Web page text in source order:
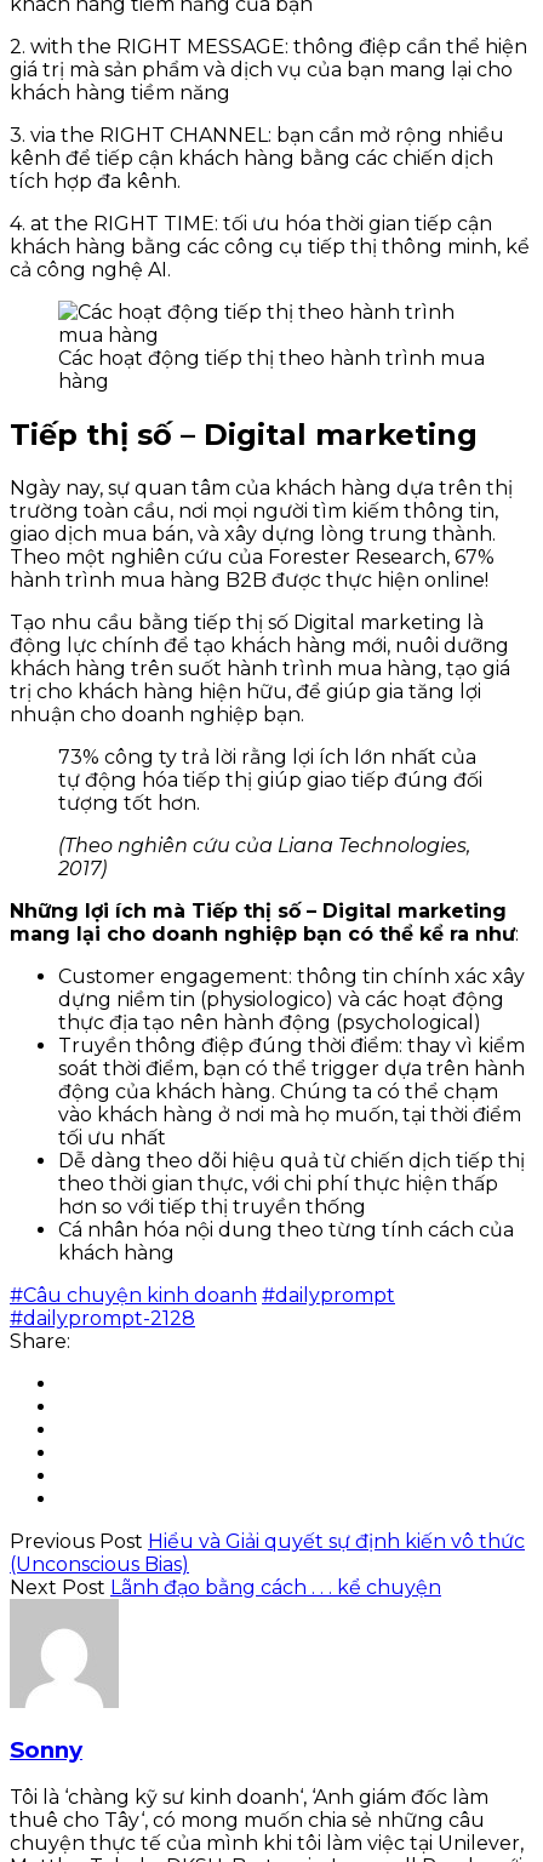
2. with the RIGHT MESSAGE: thông điệp cần thể hiện
giá trị mà sản phẩm và dịch vụ của bạn mang lại cho
khách hàng tiềm năng
3. via the RIGHT CHANNEL: bạn cần mở rộng nhiều
kênh để tiếp cận khách hàng bằng các chiến dịch
tích hợp đa kênh.
4. at the RIGHT TIME: tối ưu hóa thời gian tiếp cận
khách hàng bằng các công cụ tiếp thị thông minh, kể
cả công nghệ AI.
Các hoạt động tiếp thị theo hành trình mua
hàng
Tiếp thị số – Digital marketing
Ngày nay, sự quan tâm của khách hàng dựa trên thị
trường toàn cầu, nơi mọi người tìm kiếm thông tin,
giao dịch mua bán, và xây dựng lòng trung thành.
Theo một nghiên cứu của Forester Research, 67%
hành trình mua hàng B2B được thực hiện online!
Tạo nhu cầu bằng tiếp thị số Digital marketing là
động lực chính để tạo khách hàng mới, nuôi dưỡng
khách hàng trên suốt hành trình mua hàng, tạo giá
trị cho khách hàng hiện hữu, để giúp gia tăng lợi
nhuận cho doanh nghiệp bạn.
73% công ty trả lời rằng lợi ích lớn nhất của
tự động hóa tiếp thị giúp giao tiếp đúng đối
tượng tốt hơn.
(Theo nghiên cứu của Liana Technologies,
2017)
Những lợi ích mà Tiếp thị số – Digital marketing
mang lại cho doanh nghiệp bạn có thể kể ra như:
Customer engagement: thông tin chính xác xây
dựng niềm tin (physiologico) và các hoạt động
thực địa tạo nên hành động (psychological)
Truyền thông điệp đúng thời điểm: thay vì kiểm
soát thời điểm, bạn có thể trigger dựa trên hành
động của khách hàng. Chúng ta có thể chạm
vào khách hàng ở nơi mà họ muốn, tại thời điểm
tối ưu nhất
Dễ dàng theo dõi hiệu quả từ chiến dịch tiếp thị
theo thời gian thực, với chi phí thực hiện thấp
hơn so với tiếp thị truyền thống
Cá nhân hóa nội dung theo từng tính cách của
khách hàng
#Câu chuyện kinh doanh #dailyprompt
#dailyprompt-2128
Share:
Previous Post Hiểu và Giải quyết sự định kiến vô thức
(Unconscious Bias)
Next Post Lãnh đạo bằng cách . . . kể chuyện
Sonny
Tôi là ‘chàng kỹ sư kinh doanh‘, ‘Anh giám đốc làm
thuê cho Tây‘, có mong muốn chia sẻ những câu
chuyện thực tế của mình khi tôi làm việc tại Unilever,